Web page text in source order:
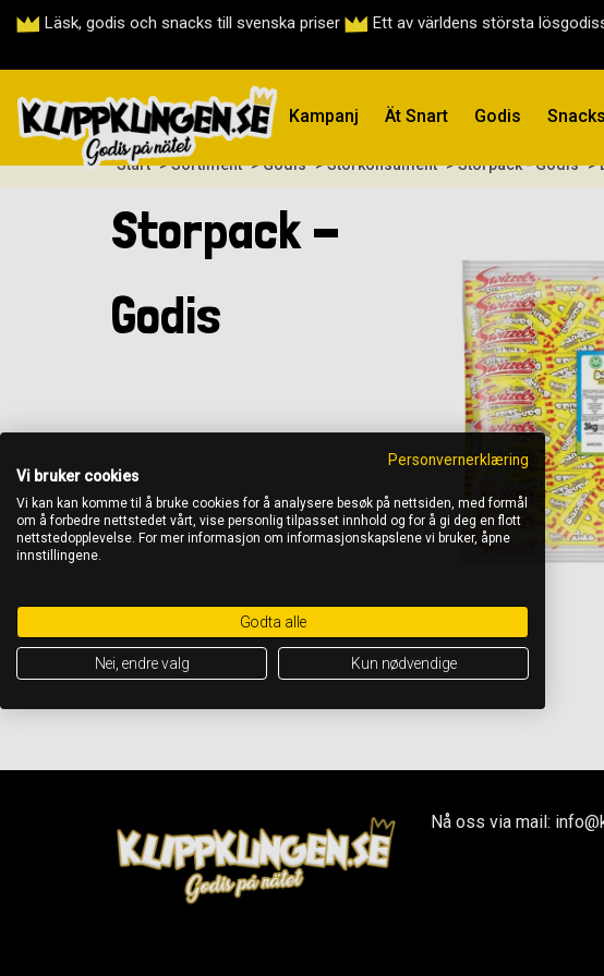
Läsk, godis och snacks till svenska priser Ett av världens största
Kampanj Ät Snart Godis Snacks
Start > Sortiment > Godis > Storkonsument > Storpack - Godis >
Storpack -
Godis
Nå oss via mail:
Personvernerklæring
Vi bruker cookies
Vi kan kan komme til å bruke cookies for å analysere besøk på nettsiden, med formål
om å forbedre nettstedet vårt, vise personlig tilpasset innhold og for å gi deg en flott
nettstedopplevelse. For mer informasjon om informasjonskapslene vi bruker, åpne
innstillingene.
Godta alle
Nei, endre valg Kun nødvendige